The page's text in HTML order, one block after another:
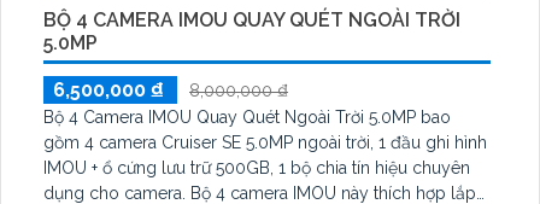
BỘ 4 CAMERA IMOU QUAY QUÉT NGOÀI TRỜI
5.0MP
6,500,000 ₫
8,000,000 ₫
Bộ 4 Camera IMOU Quay Quét Ngoài Trời 5.0MP bao
gồm 4 camera Cruiser SE 5.0MP ngoài trời, 1 đầu ghi hình
IMOU + ổ cứng lưu trữ 500GB, 1 bộ chia tín hiệu chuyên
dụng cho camera. Bộ 4 camera IMOU này thích hợp lắp